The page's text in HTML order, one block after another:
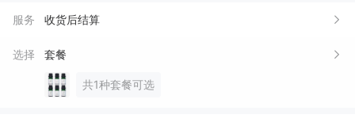
服务 收货后结算
选择 套餐
共1种套餐可选